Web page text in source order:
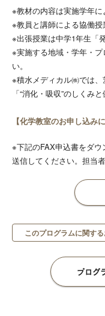
※教材の内容は実施学年に
※教員と講師による協働授
※出張授業は中学1年生「
※実施する地域・学年・
い。
※積水メディカル㈱では
「“消化・吸収”のしくみ
【化学教室のお申し込み
※下記のFAX申込書をダ
送信してください。担当
このプログラムに関す
プログ